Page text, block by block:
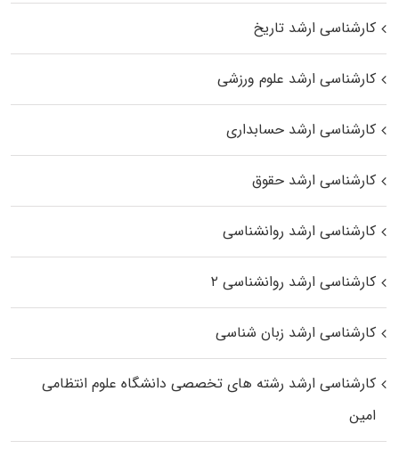
کارشناسی ارشد تاریخ
کارشناسی ارشد علوم ورزشی
کارشناسی ارشد حسابداری
کارشناسی ارشد حقوق
کارشناسی ارشد روانشناسی
کارشناسی ارشد روانشناسی ۲
کارشناسی ارشد زبان شناسی
کارشناسی ارشد رﺷﺘﻪ ﻫﺎی تخصصی داﻧﺸﮕﺎه ﻋﻠﻮم انتظامی
اﻣﻴﻦ